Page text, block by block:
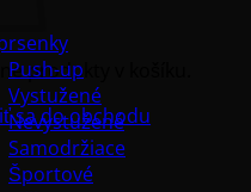
produkty v košíku.
sa do obchodu
Push-up
Vystužené
Nevystužené
Samodržiace
Športové